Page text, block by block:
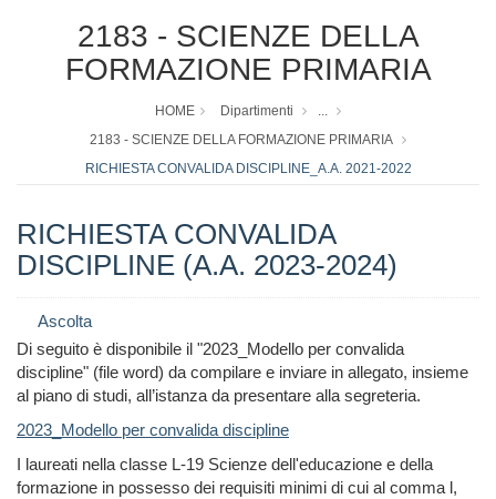
2183 - SCIENZE DELLA
FORMAZIONE PRIMARIA
HOME Dipartimenti
...
2183 - SCIENZE DELLA FORMAZIONE PRIMARIA
RICHIESTA CONVALIDA DISCIPLINE_A.A. 2021-2022
RICHIESTA CONVALIDA
DISCIPLINE (A.A. 2023-2024)
Ascolta
Di seguito è disponibile il "2023_Modello per convalida
discipline" (file word) da compilare e inviare in allegato, insieme
al piano di studi, all’istanza da presentare alla segreteria.
2023_Modello per convalida discipline
I laureati nella classe L-19 Scienze dell'educazione e della
formazione in possesso dei requisiti minimi di cui al comma l,